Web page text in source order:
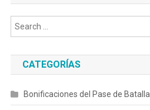
CATEGORÍAS
Bonificaciones del Pase de Batalla